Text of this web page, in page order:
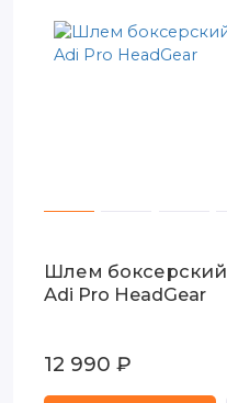
Шлем боксерский
Adi Pro HeadGear
12 990 ₽